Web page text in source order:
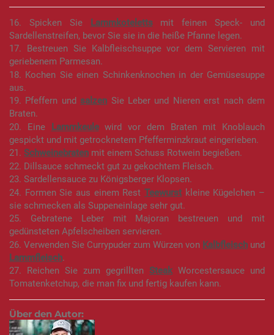
16. Spicken Sie Lammkotelettsmit feinen Speck- und
Sardellenstreifen, bevor Sie sie in die heiße Pfanne legen.
17. Bestreuen Sie Kalbfleischsuppe vor dem Servieren mit
geriebenem Parmesan.
18. Kochen Sie einen Schinkenknochen in der Gemüsesuppe
aus.
19. Pfeffern undsalzen Sie Leber und Nieren erst nach dem
Braten.
20. Eine Lammkeulewird vor dem Braten mit Knoblauch
gespickt und mit getrocknetem Pfefferminzkraut eingerieben.
21. Schweinebraten mit einem Schuss Rotwein begießen.
22. Dillsauce schmeckt gut zu gekochtem Fleisch.
23. Sardellensauce zu Königsberger Klopsen.
24. Formen Sie aus einem Rest Teewurst kleine Kügelchen –
sie schmecken als Suppeneinlage sehr gut.
25. Gebratene Leber mit Majoran bestreuen und mit
gedünsteten Apfelscheiben servieren.
26. Verwenden Sie Currypuder zum Würzen von Kalbfleisch und
Lammfleisch.
27. Reichen Sie zum gegrillten SteakWorcestersauce und
Tomatenketchup, die man fix und fertig kaufen kann.
Über den Autor: